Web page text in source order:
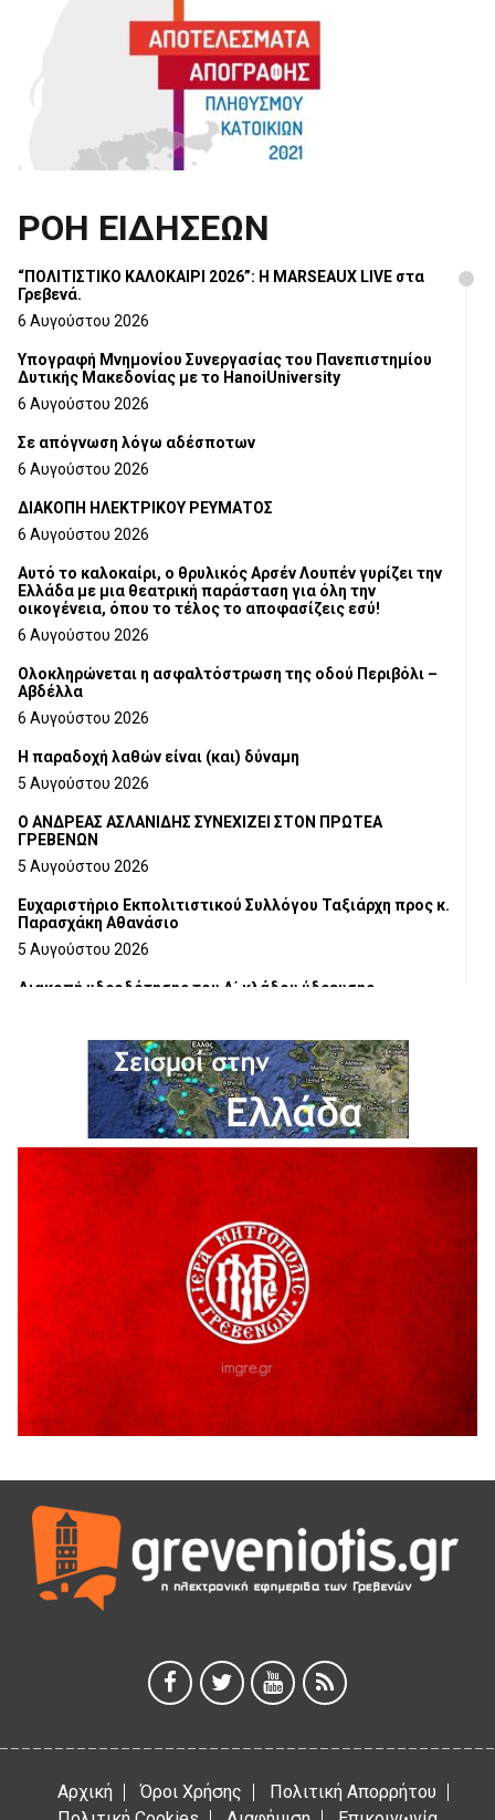
ΡΟΗ ΕΙΔΗΣΕΩΝ
“ΠΟΛΙΤΙΣΤΙΚΟ ΚΑΛΟΚΑΙΡΙ 2026”: Η MARSEAUX LIVE στα
Γρεβενά.
6 Αυγούστου 2026
Υπογραφή Μνημονίου Συνεργασίας του Πανεπιστημίου
Δυτικής Μακεδονίας με το HanoiUniversity
6 Αυγούστου 2026
Σε απόγνωση λόγω αδέσποτων
6 Αυγούστου 2026
ΔΙΑΚΟΠΗ ΗΛΕΚΤΡΙΚΟΥ ΡΕΥΜΑΤΟΣ
6 Αυγούστου 2026
Αυτό το καλοκαίρι, ο θρυλικός Αρσέν Λουπέν γυρίζει την
Ελλάδα με μια θεατρική παράσταση για όλη την
οικογένεια, όπου το τέλος το αποφασίζεις εσύ!
6 Αυγούστου 2026
Ολοκληρώνεται η ασφαλτόστρωση της οδού Περιβόλι –
Αβδέλλα
6 Αυγούστου 2026
H παραδοχή λαθών είναι (και) δύναμη
5 Αυγούστου 2026
Ο ΑΝΔΡΕΑΣ ΑΣΛΑΝΙΔΗΣ ΣΥΝΕΧΙΖΕΙ ΣΤΟΝ ΠΡΩΤΕΑ
ΓΡΕΒΕΝΩΝ
5 Αυγούστου 2026
Ευχαριστήριο Εκπολιτιστικού Συλλόγου Ταξιάρχη προς κ.
Παρασχάκη Αθανάσιο
5 Αυγούστου 2026
Διακοπή υδροδότησης του Α΄ κλάδου ύδρευσης
Η Marseaux στα Γρεβενά για μια μοναδική συναυλία
5 Αυγούστου 2026
Θερινό Σινεμά στο πλαίσιο του «Πολιτιστικού
Καλοκαιριού 2026» με την βραβευμένη ταινία «Μικρές
Ανάσες».
5 Αυγούστου 2026
Γρεβενά: Συνελήφθη 18χρονος αλλοδαπός, για κλοπή
εξοπλισμού γυμναστηρίου
5 Αυγούστου 2026
ΑΗ ΛΑΟΣ | 5 Αυγούστου | Υπαίθριο Θέατρο “Καστράκι”,
41η Γιορτή Κρασιού στο Τρίκωμο – «Γιορτή Παράδοσης»
5 Αυγούστου 2026
ΕΥΧΑΡΙΣΤΙΕΣ Φυσιολατρικού Συλλόγου Γρεβενών
4 Αυγούστου 2026
Έκτακτη χρηματοδότηση 400.000€ για επιπλέον εργασίες
στο Δημοτικό Στάδιο Γρεβενών «Μίλτος Τεντόγλου»
Αρχική Όροι Χρήσης
Πολιτική Απορρήτου